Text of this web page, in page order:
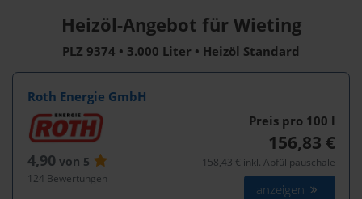
Heizöl-Angebot für Wieting
PLZ 9374 • 3.000 Liter • Heizöl Standard
Roth Energie GmbH
4,90 von 5
124 Bewertungen
Preis pro 100 l
156,83 €
158,43 € inkl. Abfüllpauschale
anzeigen